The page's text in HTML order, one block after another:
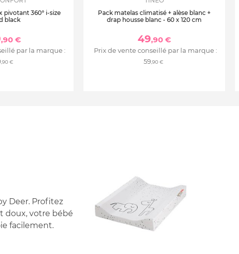
pivotant 360° i-size
black
,90 €
par la marque :
,90 €
Pack matelas climatisé + alèse blanc +
drap housse blanc - 60 x 120 cm
49,90 €
Prix de vente conseillé par la marque :
59,90 €
Deer. Profitez
doux, votre bébé
facilement.